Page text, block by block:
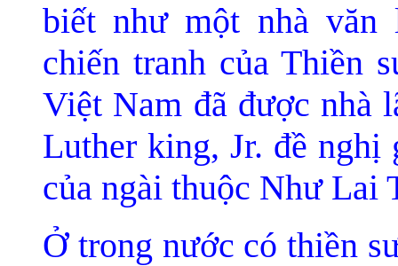
biết như một nhà văn
chiến tranh của Thiền
Việt Nam đã được nhà
Luther king, Jr. đề nghị
của ngài thuộc Như Lai
Ở trong nước có thiền